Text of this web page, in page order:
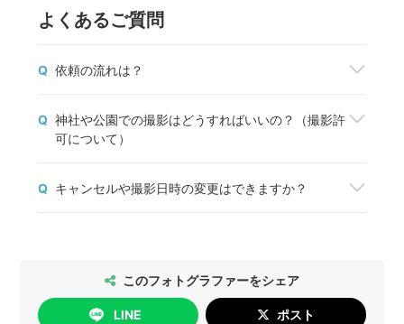
よくあるご質問
Q 依頼の流れは？
ら、「予約する」ボタンから撮影を申込みましょ
う。fotowaから撮影契約成立のメールが届いた
予約前に質問や相談しておきたいことがある場合
は、「質問する」ボタンからフォトグラファーと1
Q 神社や公園での撮影はどうすればいいの？（撮影許
可について）
方に必ずご確認をお願いします。
Q キャンセルや撮影日時の変更はできますか？
[日時変更]
無料で行っていただけます。
このフォトグラファーをシェア
LINE ポスト